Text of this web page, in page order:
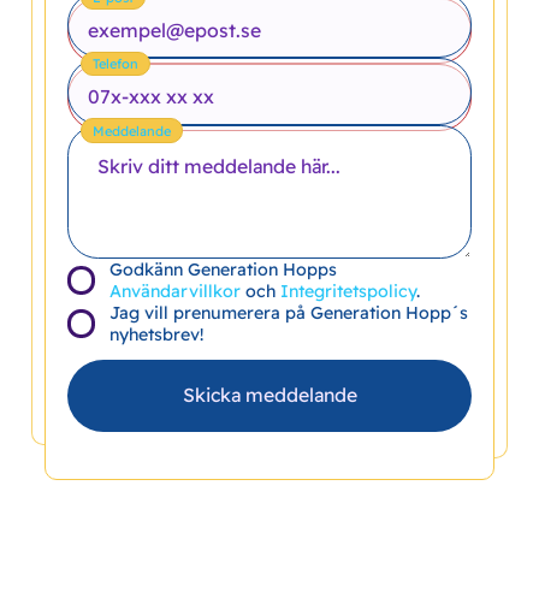
Telefon
Meddelande
Godkänn Generation Hopps
Användarvillkor och Integritetspolicy.
Jag vill prenumerera på Generation Hopp´s
nyhetsbrev!